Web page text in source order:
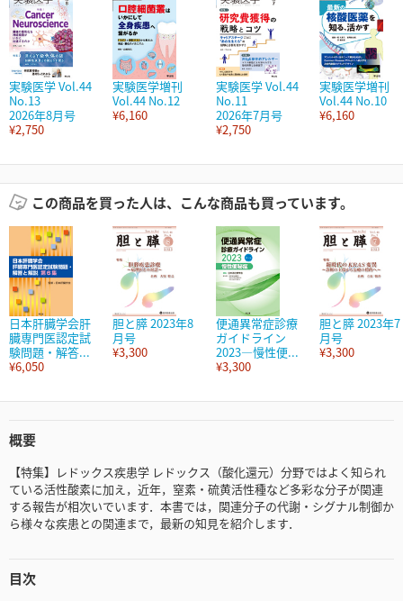
実験医学 Vol.44
No.13
2026年8月号
¥2,750
実験医学増刊
Vol.44 No.12
¥6,160
実験医学 Vol.44
No.11
2026年7月号
¥2,750
実験医学増刊
Vol.44 No.10
¥6,160
この商品を買った人は、こんな商品も買っています。
日本肝臓学会肝
臓専門医認定試
験問題・解答...
¥6,050
胆と膵 2023年8
月号
¥3,300
便通異常症診療
ガイドライン
2023―慢性便...
¥3,300
胆と膵 2023年7
月号
¥3,300
概要
【特集】レドックス疾患学 レドックス（酸化還元）分野ではよく知られ
ている活性酸素に加え，近年，窒素・硫黄活性種など多彩な分子が関連
する報告が相次いでいます．本書では，関連分子の代謝・シグナル制御か
ら様々な疾患との関連まで，最新の知見を紹介します．
目次